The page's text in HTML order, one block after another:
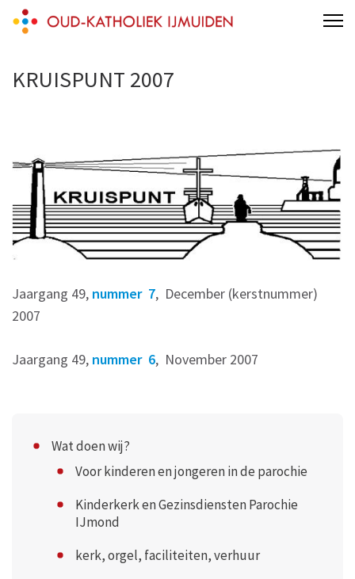
Skip
(Press
Oud-Katholieke Parochie IJmond
parochie van de H.H. Adelbertus & Engelmundus
KRUISPUNT 2007
Jaargang 49, nummer 7, December (kerstnummer)
2007
Jaargang 49, nummer 6, November 2007
Wat doen wij?
Voor kinderen en jongeren in de parochie
Kinderkerk en Gezinsdiensten Parochie
IJmond
kerk, orgel, faciliteiten, verhuur